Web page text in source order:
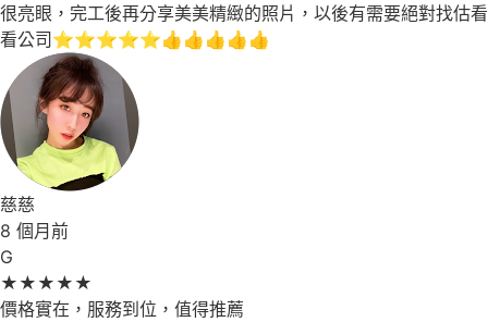
很亮眼，完工後再分享美美精緻的照片，以後有需要絕對找估看
看公司⭐⭐⭐⭐⭐👍👍👍👍👍
慈慈
8 個月前
G
★ ★ ★ ★ ★
價格實在，服務到位，值得推薦